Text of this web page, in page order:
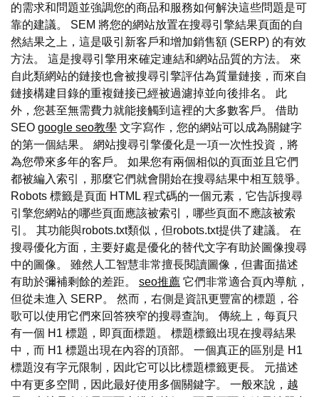
的需求和問題並強調您的商品和服務如何解決這些問題是可
靠的建議。 SEM 將您的網站放置在搜尋引擎結果頁面的自
然結果之上，這是吸引新客戶和增加銷售額 (SERP) 的有效
方法。 這是搜尋引擎用來確定連結和網站品質的方法。 來
自此類網站的鏈接也會被搜尋引擎評估為質量鏈接，而來自
鏈接構建目錄的重複鏈接已經被過濾掉並向後排名。 此
外，您甚至無需費力就能接觸到這裡的大多數客戶。 借助
SEO google seo教學 文字寫作，您的網站可以成為關鍵字
的第一個結果。 網站搜尋引擎優化是一項一次性投資，將
為您帶來多年的客戶。 如果您有兩個相似的頁面並且它們
都被編入索引，那麼它們就會開始在搜尋結果中相互競爭。
Robots 標籤是頁面 HTML 程式碼的一個元素，它告訴搜尋
引擎您網站的哪些頁面應該被索引，哪些頁面不應該被索
引。 其功能與robots.txt類似，但robots.txt提供了建議。 在
搜尋優化方面，主要好處是優化的替代文字有助於圖像搜尋
中的圖像。 雖然人工智慧非常擅長閱讀圖像，但書面描述
有助於彌補剩餘的差距。 seo推薦 它們非常適合頁內導航，
但從未進入 SERP。 然而，右側是資訊更豐富的標題，谷
歌可以使用它們來回答狹窄的搜尋查詢。 傳統上，每頁只
有一個 H1 標題，即頁面標題。 標題標籤出現在搜尋結果
中，而 H1 標題出現在內容的頂部。 一個真正的區別是 H1
標題沒有字元限制，因此它可以比標題標籤更長。 元描述
中有更多空間，因此最好使用多個關鍵字。 一般來說，越